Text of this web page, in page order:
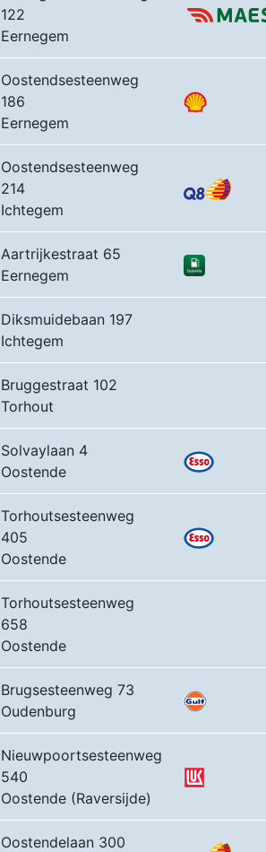
122
Eernegem
Oostendsesteenweg
186
Eernegem
Oostendsesteenweg
214
Ichtegem
Aartrijkestraat 65
Eernegem
Diksmuidebaan 197
Ichtegem
Bruggestraat 102
Torhout
Solvaylaan 4
Oostende
Torhoutsesteenweg
405
Oostende
Torhoutsesteenweg
658
Oostende
Brugsesteenweg 73
Oudenburg
Nieuwpoortsesteenweg
540
Oostende (Raversijde)
Oostendelaan 300